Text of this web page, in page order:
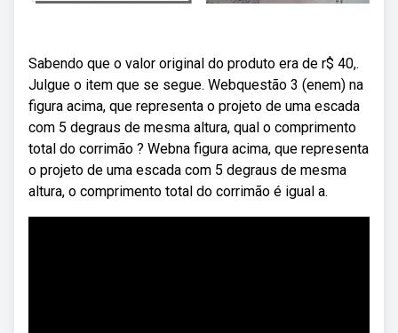
Sabendo que o valor original do produto era de r$ 40,.
Julgue o item que se segue. Webquestão 3 (enem) na
figura acima, que representa o projeto de uma escada
com 5 degraus de mesma altura, qual o comprimento
total do corrimão ? Webna figura acima, que representa
o projeto de uma escada com 5 degraus de mesma
altura, o comprimento total do corrimão é igual a.